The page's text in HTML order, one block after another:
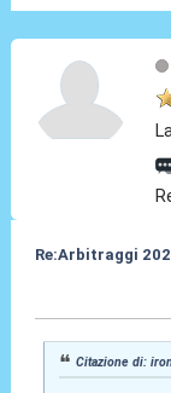
Re:Arbitraggi
Citazione di: